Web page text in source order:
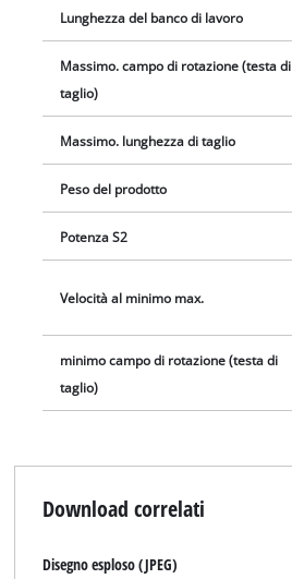
Lunghezza del banco di lavoro
Massimo. campo di rotazione (testa di
taglio)
Massimo. lunghezza di taglio
Peso del prodotto
Potenza S2
Velocità al minimo max.
minimo campo di rotazione (testa di
taglio)
Download correlati
Disegno esploso (JPEG)